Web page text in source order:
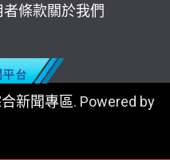
者條款關於我們
新聞專區. Powered by